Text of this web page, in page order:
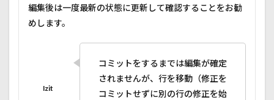
編集後は一度最新の状態に更新して確認することをお勧
めします。
コミットをするまでは編集が確定
されませんが、行を移動（修正を
コミットせずに別の行の修正を始